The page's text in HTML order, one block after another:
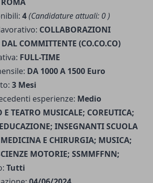
4(Candidature attuali: 0 )
COLLABORAZIONI
COMMITTENTE (CO.CO.CO)
FULL-TIME
DA 1000 A 1500 Euro
3 Mesi
esperienze: Medio
E TEATRO MUSICALE; COREUTICA;
INSEGNANTI SCUOLA
E CHIRURGIA; MUSICA;
MOTORIE; SSMMFFNN;
Tutti